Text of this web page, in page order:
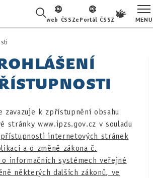
web ČSSZePortál ČSSZ MENU
zavazuje k zpřístupnění obsahu
stránky www.ipzs.gov.cz v souladu
přístupnosti internetových stránek
a o změně zákona č.
informačních systémech veřejné
některých dalších zákonů, ve